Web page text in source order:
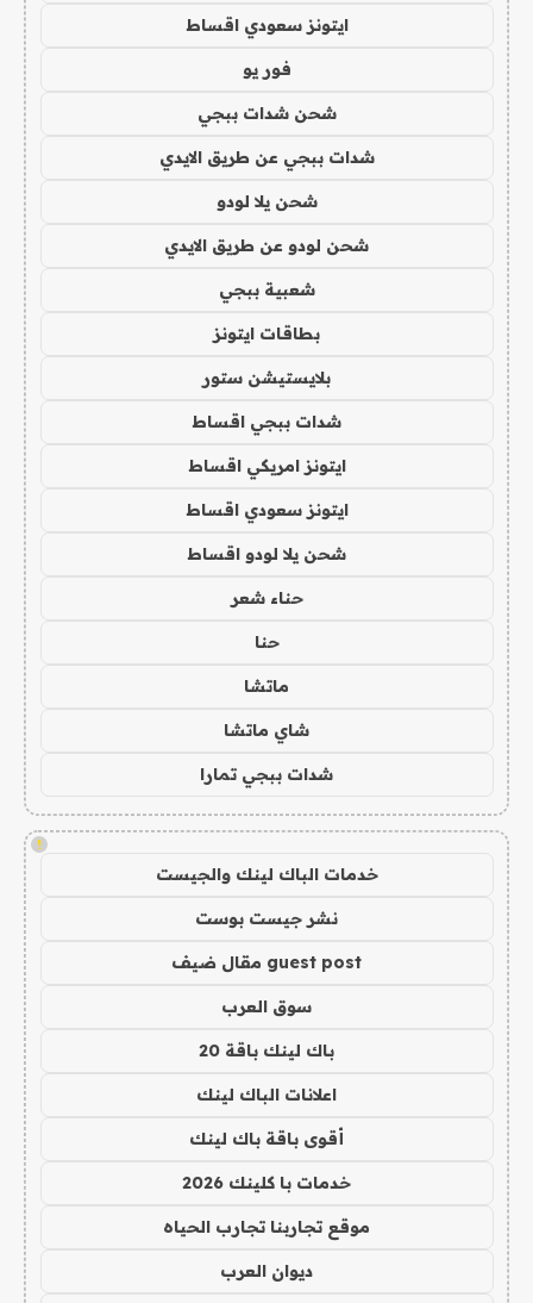
ايتونز سعودي اقساط
فور يو
شحن شدات ببجي
شدات ببجي عن طريق الايدي
شحن يلا لودو
شحن لودو عن طريق الايدي
شعبية ببجي
بطاقات ايتونز
بلايستيشن ستور
شدات ببجي اقساط
ايتونز امريكي اقساط
ايتونز سعودي اقساط
شحن يلا لودو اقساط
حناء شعر
حنا
ماتشا
شاي ماتشا
شدات ببجي تمارا
!
خدمات الباك لينك والجيست
نشر جيست بوست
guest post مقال ضيف
سوق العرب
باك لينك باقة 20
اعلانات الباك لينك
أقوى باقة باك لينك
خدمات با كلينك 2026
موقع تجاربنا تجارب الحياه
ديوان العرب